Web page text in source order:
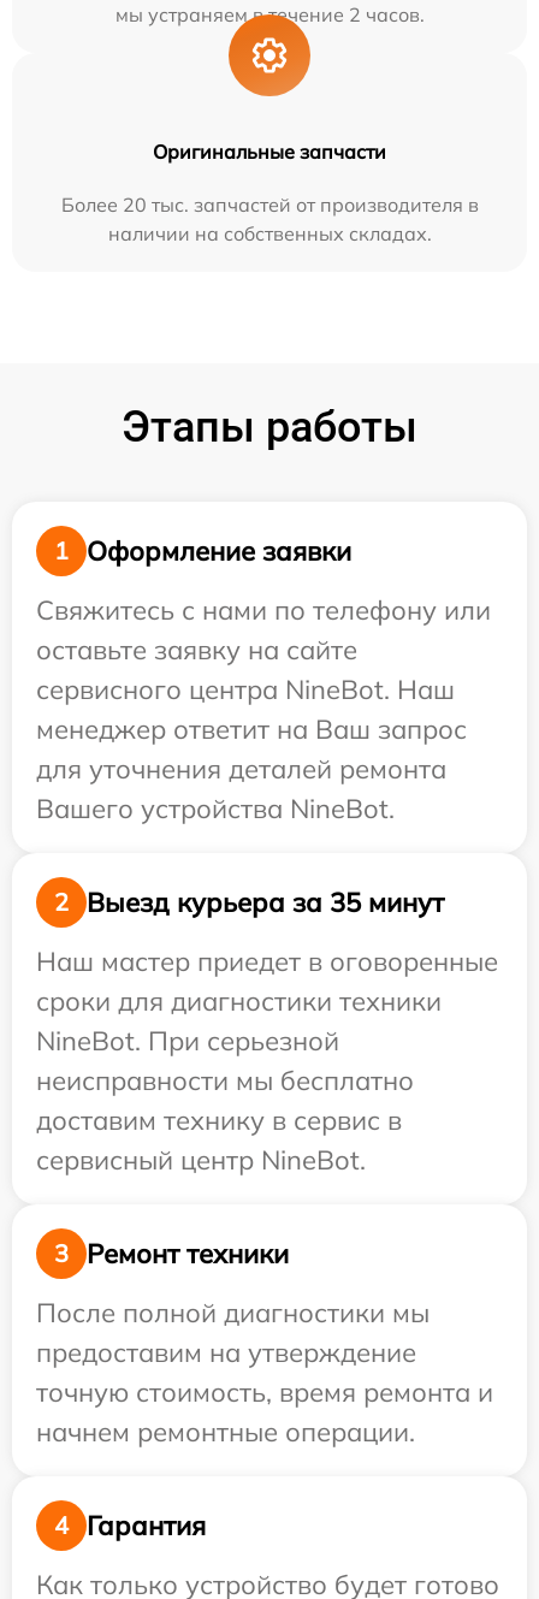
мы устраняем в течение 2 часов.
Оригинальные запчасти
Более 20 тыс. запчастей от производителя в
наличии на собственных складах.
Этапы работы
1
Оформление заявки
Свяжитесь с нами по телефону или
оставьте заявку на сайте
сервисного центра NineBot. Наш
менеджер ответит на Ваш запрос
для уточнения деталей ремонта
Вашего устройства NineBot.
2
Выезд курьера за 35 минут
Наш мастер приедет в оговоренные
сроки для диагностики техники
NineBot. При серьезной
неисправности мы бесплатно
доставим технику в сервис в
сервисный центр NineBot.
3
Ремонт техники
После полной диагностики мы
предоставим на утверждение
точную стоимость, время ремонта и
начнем ремонтные операции.
4
Гарантия
Как только устройство будет готово